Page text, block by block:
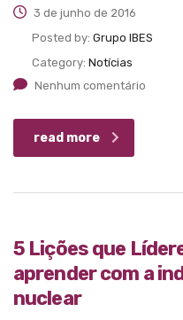
3 de junho de 2016
Posted by: Grupo IBES
Category: Notícias
Nenhum comentário
read more
5 Lições que
aprender com a
nuclear